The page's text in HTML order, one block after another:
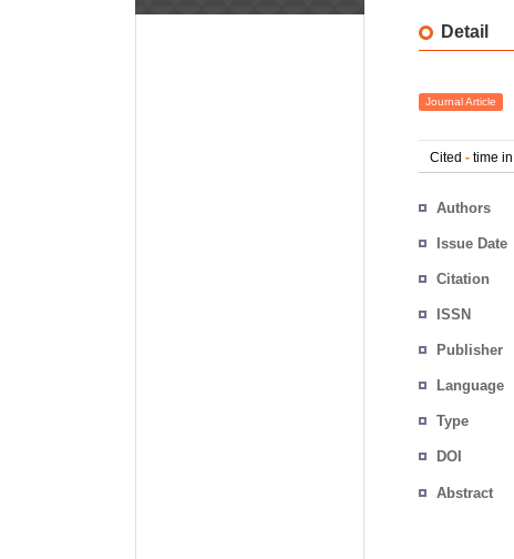
Detail
Journal Article
Cited - time in
Authors
Issue Date
Citation
ISSN
Publisher
Language
Type
DOI
Abstract